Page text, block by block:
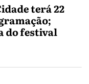
terá 22
do festival